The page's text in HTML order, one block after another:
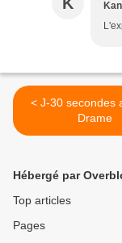
< J-30 secondes avant le
Drame
Hébergé par
Top articles
Pages